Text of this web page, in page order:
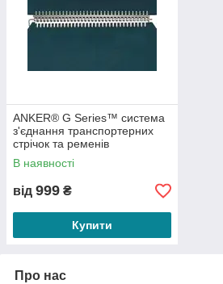
ANKER® G Series™ система
з'єднання транспортерних
стрічок та ременів
В наявності
від 999 ₴
Купити
Про нас